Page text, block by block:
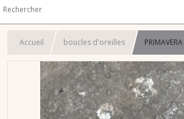
Accueil boucles d'oreilles PRIMAVERA